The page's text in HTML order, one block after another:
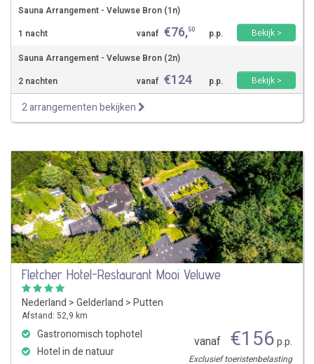
Sauna Arrangement - Veluwse Bron (1n)
1 nacht
vanaf €76,50 p.p.
Bekijk >
Sauna Arrangement - Veluwse Bron (2n)
2 nachten
vanaf €124 p.p. Bekijk >
2 arrangementen bekijken
Fletcher Hotel-Restaurant Mooi Veluwe
Nederland >Gelderland >Putten
Afstand: 52,9 km
Gastronomisch tophotel
Hotel in de natuur
vanaf €156p.p.
Exclusief toeristenbelasting